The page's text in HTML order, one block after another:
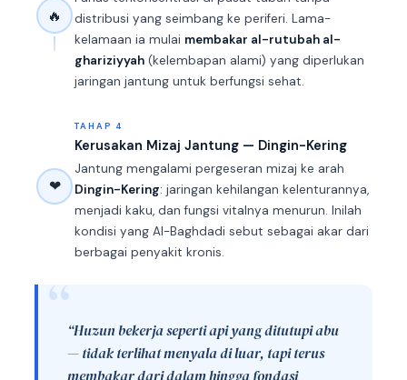
🔥
distribusi yang seimbang ke periferi. Lama-
kelamaan ia mulai membakar al-rutubah al-
ghariziyyah (kelembapan alami) yang diperlukan
jaringan jantung untuk berfungsi sehat.
❤
TAHAP 4
Kerusakan Mizaj Jantung — Dingin-Kering
Jantung mengalami pergeseran mizaj ke arah
Dingin-Kering: jaringan kehilangan kelenturannya,
menjadi kaku, dan fungsi vitalnya menurun. Inilah
kondisi yang Al-Baghdadi sebut sebagai akar dari
berbagai penyakit kronis.
“Huzun bekerja seperti api yang ditutupi abu
— tidak terlihat menyala di luar, tapi terus
membakar dari dalam hingga fondasi